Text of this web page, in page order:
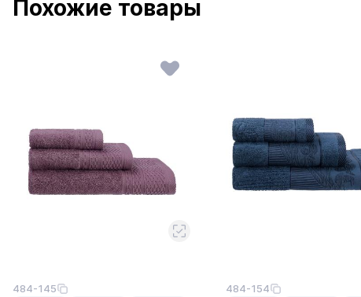
Похожие товары
484-145 484-154